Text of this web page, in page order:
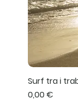
Surf tra i
Prezzo
0,00 €